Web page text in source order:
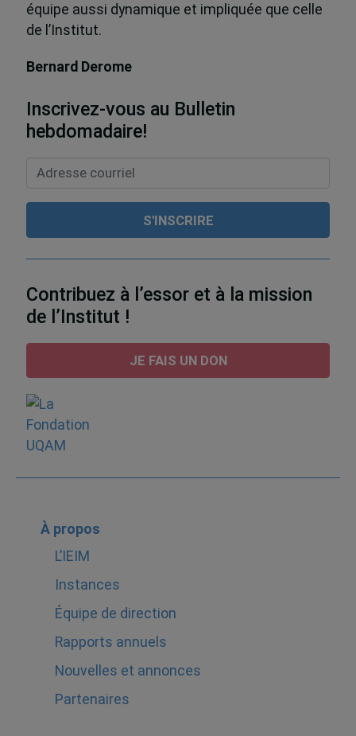
équipe aussi dynamique et impliquée que celle
de l’Institut.
Bernard Derome
Inscrivez-vous au Bulletin
hebdomadaire!
Contribuez à l’essor et à la mission
de l’Institut !
JE FAIS UN DON
À propos
L’IEIM
Instances
Équipe de direction
Rapports annuels
Nouvelles et annonces
Partenaires